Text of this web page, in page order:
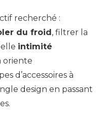
recherché :
du froid, filtrer la
intimité
oriente
d’accessoires à
design en passant